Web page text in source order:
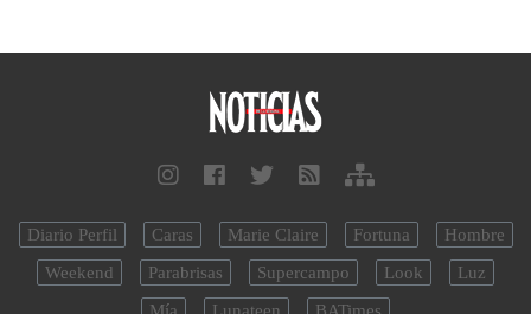
Diario Perfil Caras Marie Claire Fortuna
Hombre
Weekend
Parabrisas Supercampo Look
Luz